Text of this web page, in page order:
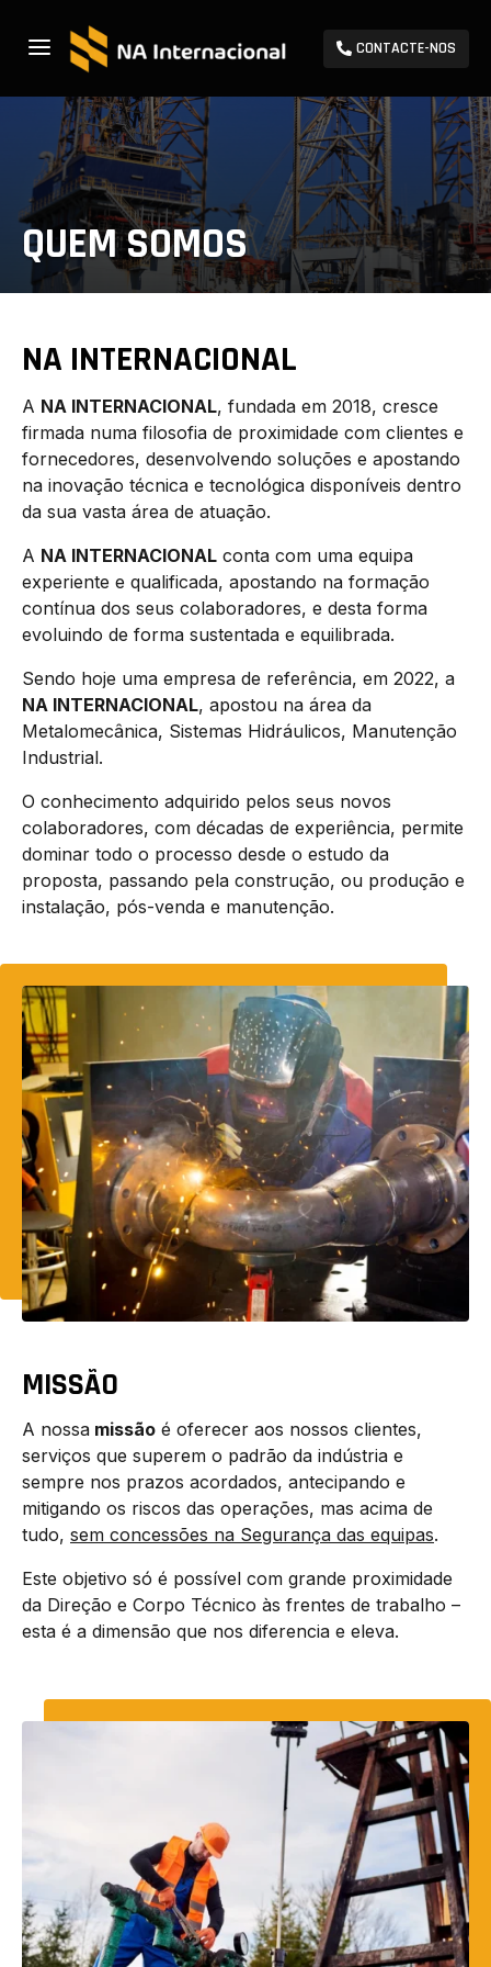
a CONTACTE-NOS
QUEM SOMOS
NA INTERNACIONAL
A NA INTERNACIONAL, fundada em 2018, cresce
firmada numa filosofia de proximidade com clientes e
fornecedores, desenvolvendo soluções e apostando
na inovação técnica e tecnológica disponíveis dentro
da sua vasta área de atuação.
A NA INTERNACIONAL conta com uma equipa
experiente e qualificada, apostando na formação
contínua dos seus colaboradores, e desta forma
evoluindo de forma sustentada e equilibrada.
Sendo hoje uma empresa de referência, em 2022, a
NA INTERNACIONAL, apostou na área da
Metalomecânica, Sistemas Hidráulicos, Manutenção
Industrial.
O conhecimento adquirido pelos seus novos
colaboradores, com décadas de experiência, permite
dominar todo o processo desde o estudo da
proposta, passando pela construção, ou produção e
instalação, pós-venda e manutenção.
MISSÃO
A nossa missão é oferecer aos nossos clientes,
serviços que superem o padrão da indústria e
sempre nos prazos acordados, antecipando e
mitigando os riscos das operações, mas acima de
tudo, sem concessões na Segurança das equipas.
Este objetivo só é possível com grande proximidade
da Direção e Corpo Técnico às frentes de trabalho –
esta é a dimensão que nos diferencia e eleva.